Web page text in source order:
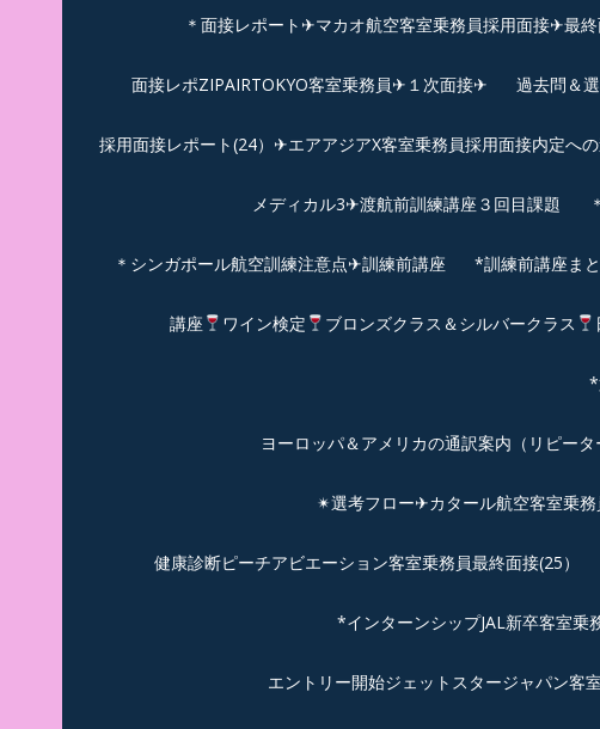
＊面接レポート✈マカオ航空客室乗務員採用面接✈最
面接レポZIPAIRTOKYO客室乗務員✈１次面接✈ 過去問＆
採用面接レポート(24）✈エアアジアX客室乗務員採用面接内定へ
メディカル3✈渡航前訓練講座３回目課題
＊シンガポール航空訓練注意点✈訓練前講座 *訓練前講座ま
講座 ワイン検定 ブロンズクラス＆シルバークラス
*
ヨーロッパ＆アメリカの通訳案内（リピー
✴︎選考フロー✈カタール航空客室乗務
健康診断ピーチアビエーション客室乗務員最終面接(25）
*インターンシップJAL新卒客室乗
エントリー開始ジェットスタージャパン客